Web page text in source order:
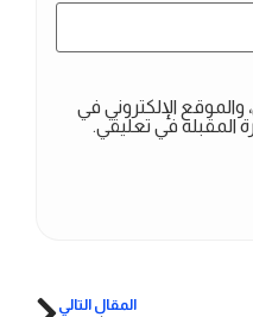
الإلكتروني في
المقبلة في تعليقي.
المقال التالي